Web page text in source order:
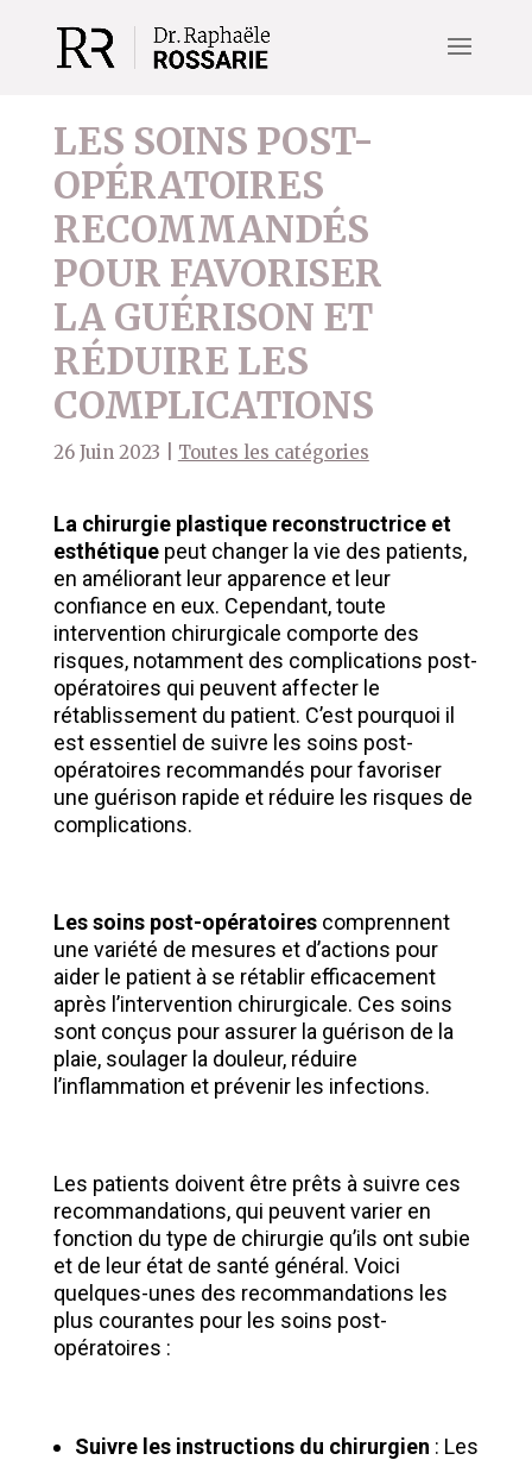
LES SOINS POST-
OPÉRATOIRES
RECOMMANDÉS
POUR FAVORISER
LA GUÉRISON ET
RÉDUIRE LES
COMPLICATIONS
26 Juin 2023 Toutes les catégories
La chirurgie plastique reconstructrice et
esthétiquepeut changer la vie des patients,
en améliorant leur apparence et leur
confiance en eux. Cependant, toute
intervention chirurgicale comporte des
risques, notamment des complications post-
opératoires qui peuvent affecter le
rétablissement du patient. C’est pourquoi il
est essentiel de suivre les soins post-
opératoires recommandés pour favoriser
une guérison rapide et réduire les risques de
complications.
Les soins post-opératoirescomprennent
une variété de mesures et d’actions pour
aider le patient à se rétablir efficacement
après l’intervention chirurgicale. Ces soins
sont conçus pour assurer la guérison de la
plaie, soulager la douleur, réduire
l’inflammation et prévenir les infections.
Les patients doivent être prêts à suivre ces
recommandations, qui peuvent varier en
fonction du type de chirurgie qu’ils ont subie
et de leur état de santé général. Voici
quelques-unes des recommandations les
plus courantes pour les soins post-
opératoires :
Suivre les instructions du chirurgien : Les